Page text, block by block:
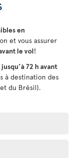
en
et vous assurer
le vol!
72 h avant
à destination des
du Brésil).